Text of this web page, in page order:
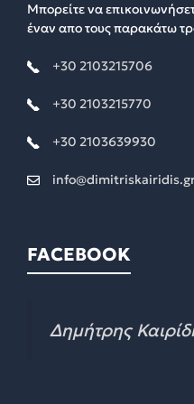
Μπορείτε να
έναν απο τους παρακάτω
+30 2103215706
+30 2103215770
+30 2103639930
FACEBOOK
Δημήτρης